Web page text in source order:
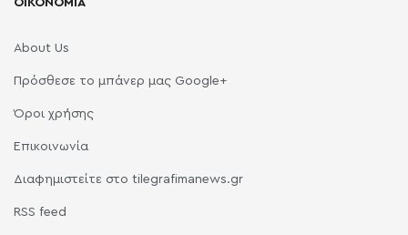
About Us
Πρόσθεσε το μπάνερ μας Google+
Όροι χρήσης
Επικοινωνία
Διαφημιστείτε στο tilegrafimanews.gr
RSS feed